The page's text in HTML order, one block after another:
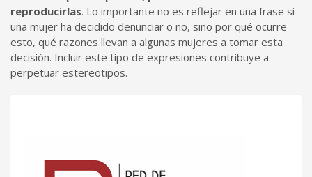
reproducirlas. Lo importante no es reflejar en una frase si
una mujer ha decidido denunciar o no, sino por qué ocurre
esto, qué razones llevan a algunas mujeres a tomar esta
decisión. Incluir este tipo de expresiones contribuye a
perpetuar estereotipos.